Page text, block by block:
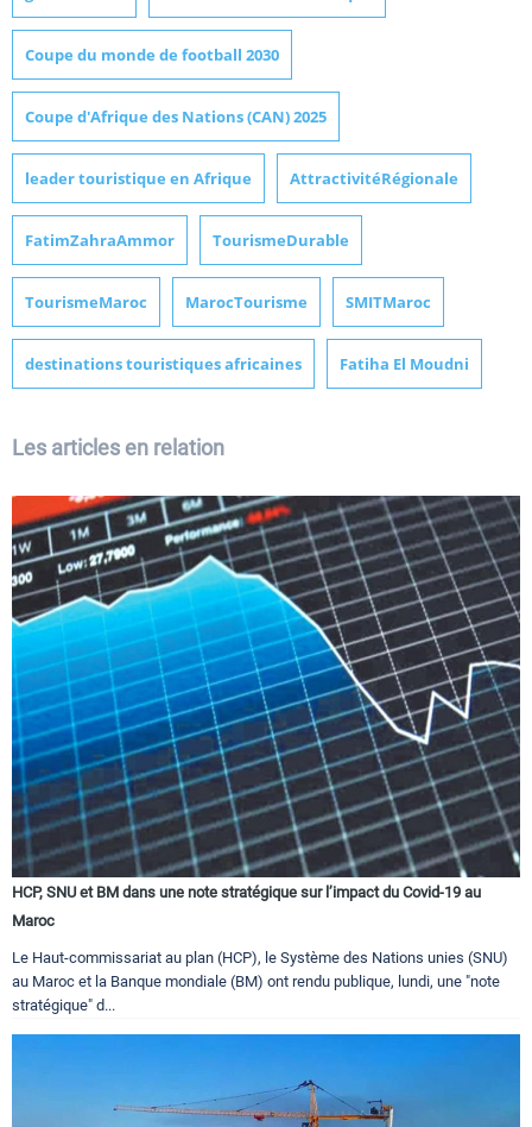
Coupe du monde de football 2030
Coupe d'Afrique des Nations (CAN) 2025
leader touristique en Afrique AttractivitéRégionale
FatimZahraAmmor TourismeDurable
TourismeMaroc MarocTourisme SMITMaroc
destinations touristiques africaines Fatiha El Moudni
Les articles en relation
HCP, SNU et BM dans une note stratégique sur l’impact du Covid-19 au
Maroc
Le Haut-commissariat au plan (HCP), le Système des Nations unies (SNU)
au Maroc et la Banque mondiale (BM) ont rendu publique, lundi, une "note
stratégique" d...